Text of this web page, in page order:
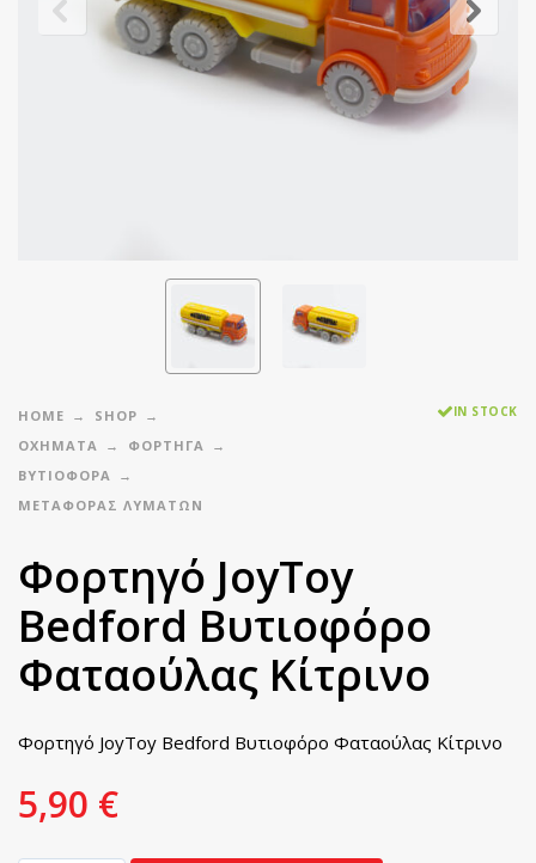
HOME
SHOP
ΟΧΗΜΑΤΑ
ΦΟΡΤΗΓΑ
ΒΥΤΙΟΦΟΡΑ
ΜΕΤΑΦΟΡΆΣ ΛΥΜΆΤΩΝ
IN STOCK
Φορτηγό JoyToy
Bedford Βυτιοφόρο
Φαταούλας Κίτρινο
Φορτηγό JoyToy Bedford Βυτιοφόρο Φαταούλας Κίτρινο
5,90 €